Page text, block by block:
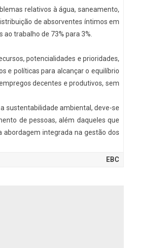
relativos à água, saneamento,
de absorventes íntimos em
trabalho de 73% para 3%.
potencialidades e prioridades,
e políticas para alcançar o equilíbrio
decentes e produtivos, sem
sustentabilidade ambiental, deve-se
de pessoas, além daqueles que
integrada na gestão dos
EBC